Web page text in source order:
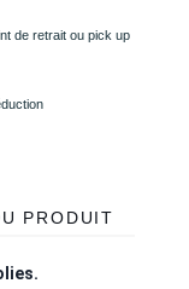
de retrait ou pick up
PRODUIT